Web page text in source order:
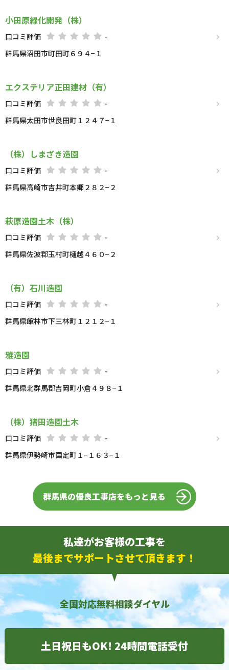
小田原緑化開発（株）
口コミ評価
-
群馬県沼田市町田町６９４−１
エクステリア正田建材（有）
口コミ評価
-
群馬県太田市世良田町１２４７−１
（株）しまざき造園
口コミ評価
-
群馬県高崎市吉井町本郷２８２−２
萩原造園土木（株）
口コミ評価
-
群馬県佐波郡玉村町樋越４６０−２
（有）石川造園
口コミ評価
-
群馬県館林市下三林町１２１２−１
雅造園
口コミ評価
-
群馬県北群馬郡吉岡町小倉４９８−１
（株）猪田造園土木
口コミ評価
-
群馬県伊勢崎市国定町１−１６３−１
群馬県の優良工事店をもっと見る
私達がお客様の工事を
最後までサポートさせて頂きます！
全国対応無料相談ダイヤル
土日祝日もOK! 24時間電話受付